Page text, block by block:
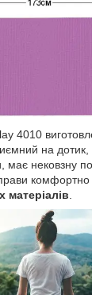
4010
на дотик,
має нековзну
комфортно
матеріалів